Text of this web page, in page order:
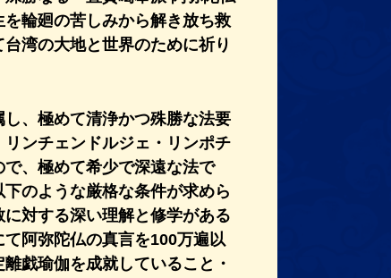
輪廻の苦しみから解き放ち救
湾の大地と世界のために祈り
し、極めて清浄かつ殊勝な法要
ンチェンドルジェ・リンポチ
、極めて希少で深遠な法で
のような厳格な条件が求めら
対する深い理解と修学がある
阿弥陀仏の真言を100万遍以
戯瑜伽を成就していること・